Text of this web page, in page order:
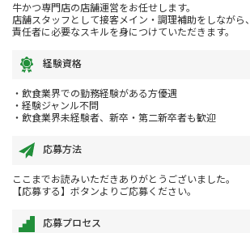
牛かつ専門店の店舗運営をお任せします。
店舗スタッフとして接客メイン・調理補助をしながら、
責任者に必要なスキルを身につけていただきます。
経験資格
・飲食業界での勤務経験がある方優遇
・経験ジャンル不問
・飲食業界未経験者、新卒・第二新卒者も歓迎
応募方法
ここまでお読みいただきありがとうございました。
【応募する】ボタンよりご応募ください。
応募プロセス